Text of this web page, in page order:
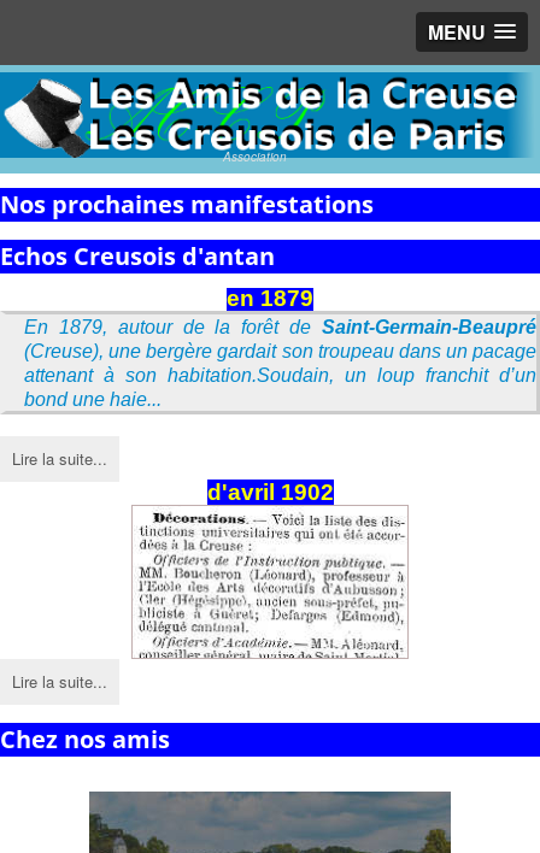
MENU
Association
Nos prochaines manifestations
Echos Creusois d'antan
en 1879
En 1879, autour de la forêt de Saint-Germain-Beaupré
(Creuse), une bergère gardait son troupeau dans un pacage
attenant à son habitation.Soudain, un loup franchit d’un
bond une haie...
Lire la suite...
d'avril 1902
Lire la suite...
Chez nos amis